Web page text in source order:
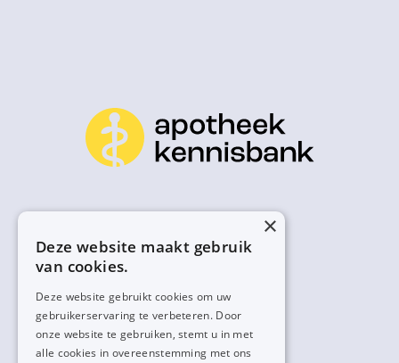
×
Deze website maakt gebruik
van cookies.
Deze website gebruikt cookies om uw
gebruikerservaring te verbeteren. Door
onze website te gebruiken, stemt u in met
alle cookies in overeenstemming met ons